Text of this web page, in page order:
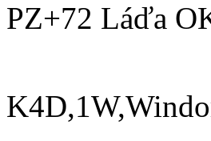
PZ+72 Láďa